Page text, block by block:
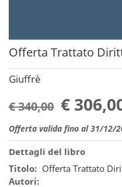
Offerta Trattato
Giuffrè
€ 340,00 €
Offerta valida fino al 31/12/
Dettagli del libro
Titolo: Offerta Trattato
Autori: